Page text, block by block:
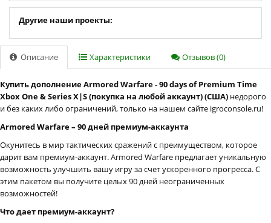
Другие наши проекты:
Описание Характеристики Отзывов (0)
Купить дополнение Armored Warfare - 90 days of Premium Time
Xbox One & Series X|S (покупка на любой аккаунт) (США) недорого
и без каких либо ограничений, только на нашем сайте igroconsole.ru!
Armored Warfare – 90 дней премиум-аккаунта
Окунитесь в мир тактических сражений с преимуществом, которое
дарит вам премиум-аккаунт. Armored Warfare предлагает уникальную
возможность улучшить вашу игру за счет ускоренного прогресса. С
этим пакетом вы получите целых 90 дней неограниченных
возможностей!
Что дает премиум-аккаунт?